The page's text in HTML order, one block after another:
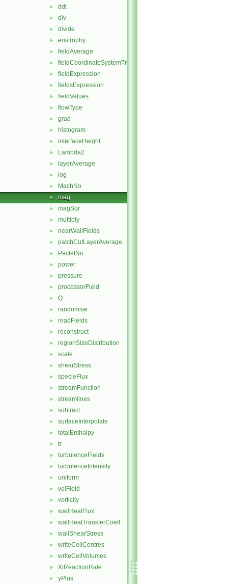
► ddt
► div
► divide
► enstrophy
► fieldAverage
► fieldCoordinateSystemTransform
► fieldExpression
► fieldsExpression
► fieldValues
► flowType
► grad
► histogram
► interfaceHeight
► Lambda2
► layerAverage
► log
► MachNo
► mag
► magSqr
► multiply
► nearWallFields
► patchCutLayerAverage
► PecletNo
► power
► pressure
► processorField
► Q
► randomise
► readFields
► reconstruct
► regionSizeDistribution
► scale
► shearStress
► specieFlux
► streamFunction
► streamlines
► subtract
► surfaceInterpolate
► totalEnthalpy
► tr
► turbulenceFields
► turbulenceIntensity
► uniform
► volField
► vorticity
► wallHeatFlux
► wallHeatTransferCoeff
► wallShearStress
► writeCellCentres
► writeCellVolumes
► XiReactionRate
► yPlus